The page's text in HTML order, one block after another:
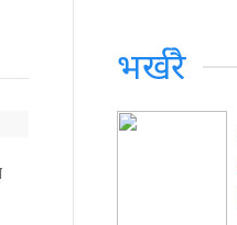
भर्खरै